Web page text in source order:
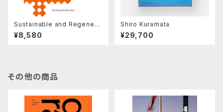
Sustainable and Regenera
tive Materials for Architect
ure
¥8,580
Shiro Kuramata
¥29,700
その他の商品